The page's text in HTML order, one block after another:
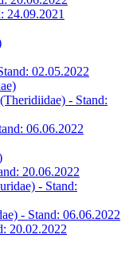
24.09.2021
02.05.2022
- Stand:
06.06.2022
20.06.2022
- Stand:
- Stand: 06.06.2022
20.02.2022